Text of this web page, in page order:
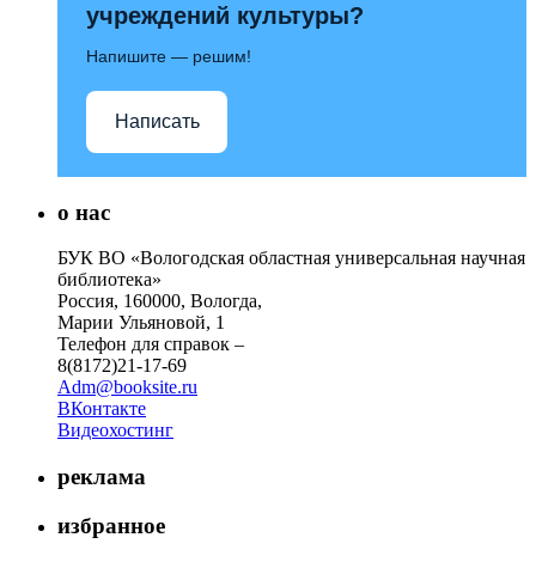
учреждений культуры?
Напишите — решим!
Написать
о нас
БУК ВО «Вологодская областная универсальная научная
библиотека»
Россия, 160000, Вологда,
Марии Ульяновой, 1
Телефон для справок –
8(8172)21-17-69
Adm@booksite.ru
ВКонтакте
Видеохостинг
реклама
избранное